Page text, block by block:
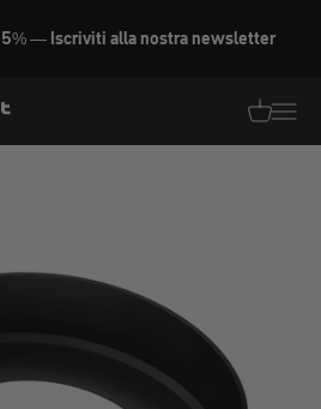
— Iscriviti alla nostra newsletter